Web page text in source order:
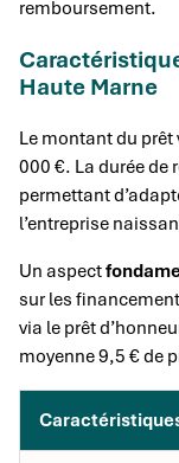
remboursement.
Haute Marne
Le montant du prêt
000 €. La durée de
permettant
l’entreprise
Un aspect
sur les
via le prêt
moyenne 9,5 € de